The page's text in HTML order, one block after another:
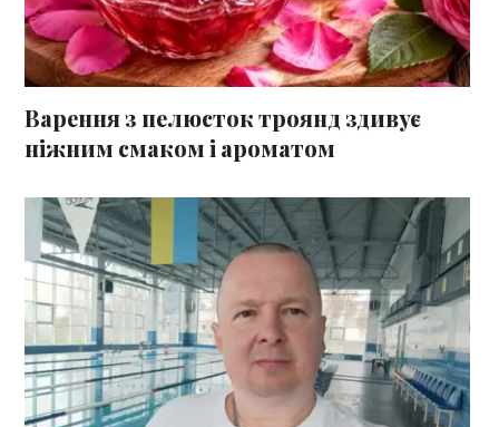
Варення з пелюсток троянд здивує
ніжним смаком і ароматом